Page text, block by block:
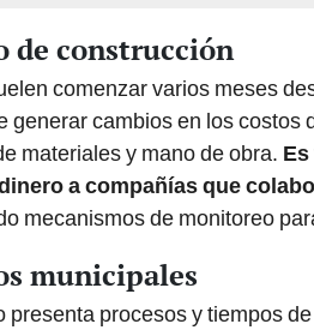
de construcción
comenzar varios meses
generar cambios en los costos
materiales y mano de obra.
a compañías que
mecanismos de monitoreo
municipales
presenta procesos y tiempos